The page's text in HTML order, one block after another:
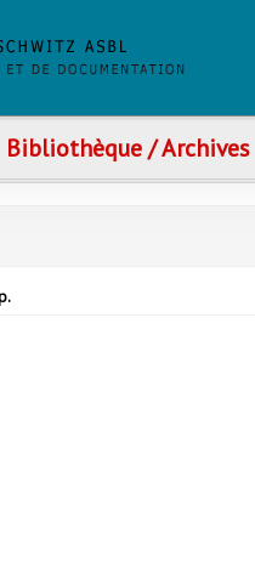
Bibliothèque / Archives